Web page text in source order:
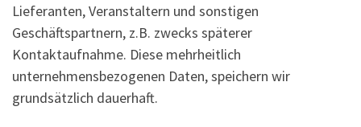
Lieferanten, Veranstaltern und sonstigen
Geschäftspartnern, z.B. zwecks späterer
Kontaktaufnahme. Diese mehrheitlich
unternehmensbezogenen Daten, speichern wir
grundsätzlich dauerhaft.